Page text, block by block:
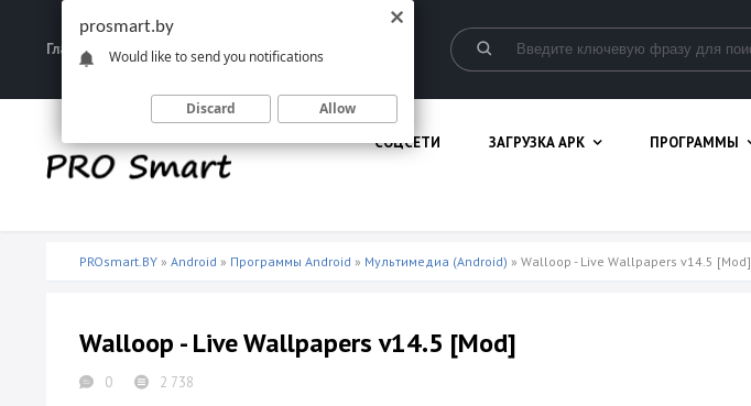
Главная Запрещенные материалы
СОЦСЕТИ ЗАГРУЗКА APK ПРОГРАММЫ
PROsmart.BY » Android » Программы Android » Мультимедиа (Android) » Walloop - Live Wallpapers v14.5 [Mod]
Walloop - Live Wallpapers v14.5 [Mod]
0 2 738
prosmart.by
Would like to send you notifications
Discard Allow